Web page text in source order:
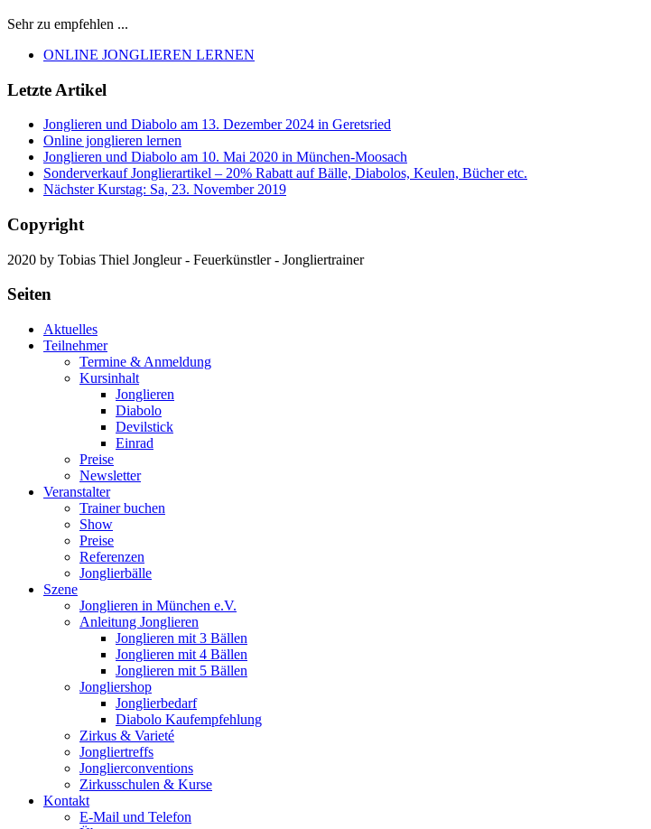
Sehr zu empfehlen ...
ONLINE JONGLIEREN LERNEN
Letzte Artikel
Jonglieren und Diabolo am 13. Dezember 2024 in Geretsried
Online jonglieren lernen
Jonglieren und Diabolo am 10. Mai 2020 in München-Moosach
Sonderverkauf Jonglierartikel – 20% Rabatt auf Bälle, Diabolos, Keulen, Bücher etc.
Nächster Kurstag: Sa, 23. November 2019
Copyright
2020 by Tobias Thiel Jongleur - Feuerkünstler - Jongliertrainer
Seiten
Aktuelles
Teilnehmer
Termine & Anmeldung
Kursinhalt
Jonglieren
Diabolo
Devilstick
Einrad
Preise
Newsletter
Veranstalter
Trainer buchen
Show
Preise
Referenzen
Jonglierbälle
Szene
Jonglieren in München e.V.
Anleitung Jonglieren
Jonglieren mit 3 Bällen
Jonglieren mit 4 Bällen
Jonglieren mit 5 Bällen
Jongliershop
Jonglierbedarf
Diabolo Kaufempfehlung
Zirkus & Varieté
Jongliertreffs
Jonglierconventions
Zirkusschulen & Kurse
Kontakt
E-Mail und Telefon